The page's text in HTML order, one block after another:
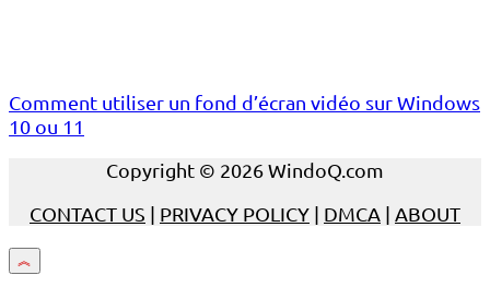
Comment utiliser un fond d’écran vidéo sur Windows
10 ou 11
Copyright © 2026 WindoQ.com
CONTACT US | PRIVACY POLICY | DMCA | ABOUT